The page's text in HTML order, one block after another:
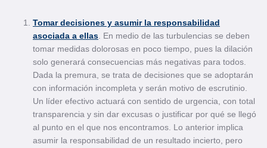
Tomar decisiones y asumir la responsabilidad
asociada a ellas . En medio de las turbulencias se deben
tomar medidas dolorosas en poco tiempo, pues la dilación
solo generará consecuencias más negativas para todos.
Dada la premura, se trata de decisiones que se adoptarán
con información incompleta y serán motivo de escrutinio.
Un líder efectivo actuará con sentido de urgencia, con total
transparencia y sin dar excusas o justificar por qué se llegó
al punto en el que nos encontramos. Lo anterior implica
asumir la responsabilidad de un resultado incierto, pero